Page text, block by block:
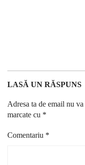
LASĂ UN RĂSPUNS
Adresa ta de email nu
marcate cu *
Comentariu *